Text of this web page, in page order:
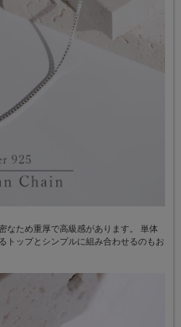
なため重厚で高級感があります。 単体
トップとシンプルに組み合わせるのもお